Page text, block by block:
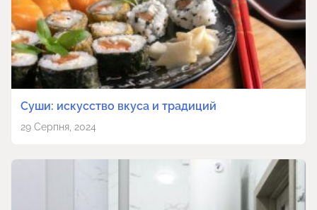
Суши: искусство вкуса и традиций
29 Серпня, 2024